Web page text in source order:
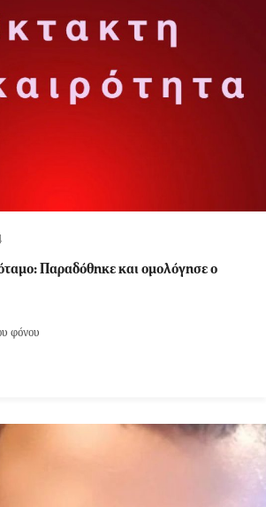
Παραδόθηκε και ομολόγησε ο
φόνου